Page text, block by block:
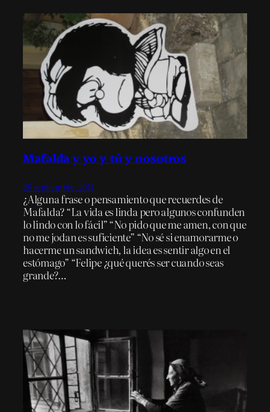
Mafalda y yo y tú y nosotros
26 septiembre, 2014
¿Alguna frase o pensamiento que recuerdes de
Mafalda? “La vida es linda pero algunos confunden
lo lindo con lo fácil” “No pido que me amen, con que
no me jodan es suficiente” “No sé si enamorarme o
hacerme un sandwich, la idea es sentir algo en el
estómago” “Felipe ¿qué querés ser cuando seas
grande?…